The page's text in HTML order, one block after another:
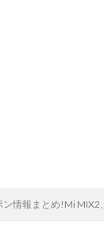
情報まとめ!Mi MIX2